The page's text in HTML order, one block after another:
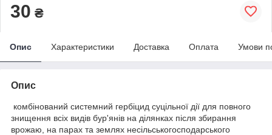
30 ₴
Опис Характеристики Доставка Оплата Умови
Опис
комбінований системний гербіцид суцільної дії для повного
знищення всіх видів бур'янів на ділянках після збирання
врожаю, на парах та землях несільськогосподарського